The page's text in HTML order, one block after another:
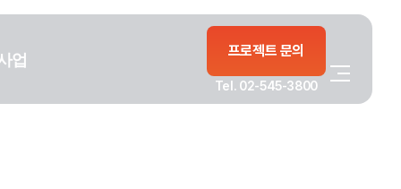
업 프로젝트 문의
Tel. 02-545-3800